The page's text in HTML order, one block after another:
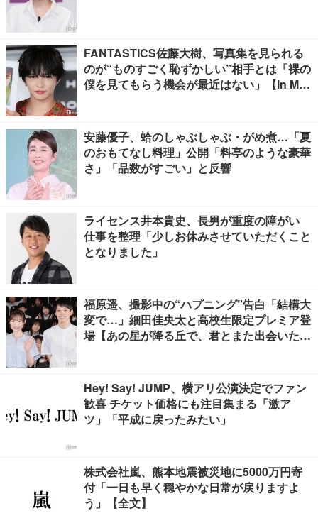
FANTASTICS佐藤大樹、写真集を見られる
のが“ものすごく恥ずかしい”相手とは「裸の
僕を見てもらう機会が最近はない」【In Moti
安藤優子、蛤のしゃぶしゃぶ・がめ煮…「夏
のおもてなし料理」公開「料亭のような豪華
さ」「品数がすごい」と反響
ライセンス井本貴史、長男が重度の障がい
仕事を整理「少しお休みさせていただくこと
となりました」
福原遥、撮影中の“ハプニング”告白「結構大
変で…」細田佳央太と高校生限定プレミア登
場【あの星が降る丘で、君とまた出会いた
Hey! Say! JUMP、横アリ公演決定でファン
歓喜 チケット価格にも注目集まる「激ア
ツ」「平成に戻ったみたい」
株式会社嵐、熊本地震被災地に5000万円寄
付「一日も早く穏やかな日常が戻りますよ
う」【全文】